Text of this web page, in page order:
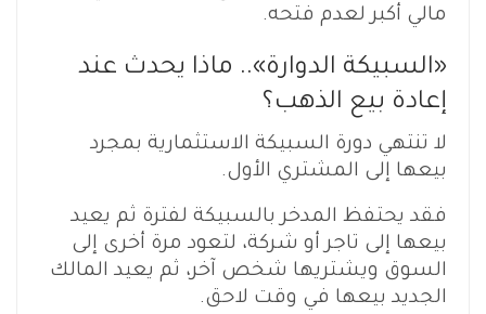
مالي أكبر لعدم فتحه.
«السبيكة الدوارة».. ماذا يحدث عند
إعادة بيع الذهب؟
لا تنتهي دورة السبيكة الاستثمارية بمجرد
بيعها إلى المشتري الأول.
فقد يحتفظ المدخر بالسبيكة لفترة ثم يعيد
بيعها إلى تاجر أو شركة، لتعود مرة أخرى إلى
السوق ويشتريها شخص آخر، ثم يعيد المالك
الجديد بيعها في وقت لاحق.